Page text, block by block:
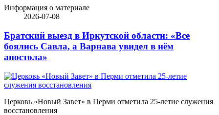
Информация о материале
2026-07-08
Братский выезд в Иркутской области: «Все
боялись Савла, а Варнава увидел в нём
апостола»
Церковь «Новый Завет» в Перми отметила 25-летие служения
восстановления